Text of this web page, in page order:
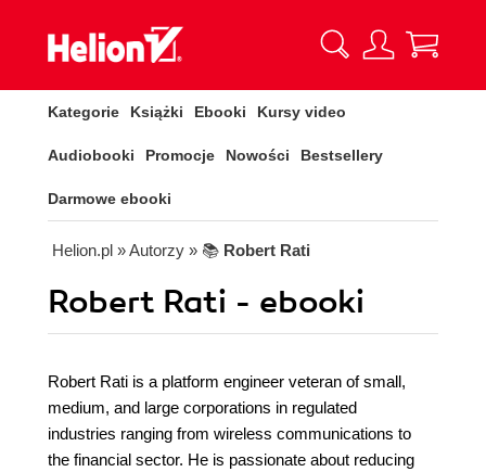
Kategorie Książki Ebooki Kursy video
Audiobooki Promocje Nowości Bestsellery
Darmowe ebooki
Helion.pl » Autorzy » 📚 Robert Rati
Robert Rati - ebooki
Robert Rati is a platform engineer veteran of small,
medium, and large corporations in regulated
industries ranging from wireless communications to
the financial sector. He is passionate about reducing